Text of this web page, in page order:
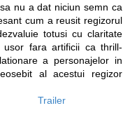
nu a dat niciun semn ca
cum a reusit regizorul
totusi cu claritate
fara artificii ca thrill-
a personajelor in
al acestui regizor
Trailer